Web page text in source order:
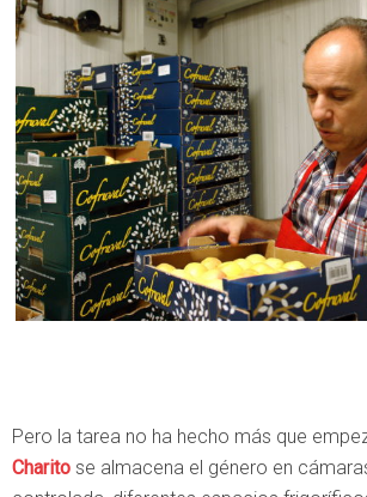
Pero la tarea no ha hecho más que
Charito se almacena el género en